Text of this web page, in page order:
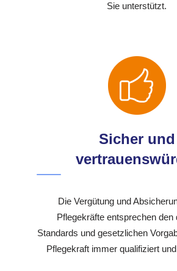
Sie unterstützt.
Sicher und
Die Vergütung und
Pflegekräfte entsprechen den
Standards und gesetzlichen
Pflegekraft immer qualifiziert